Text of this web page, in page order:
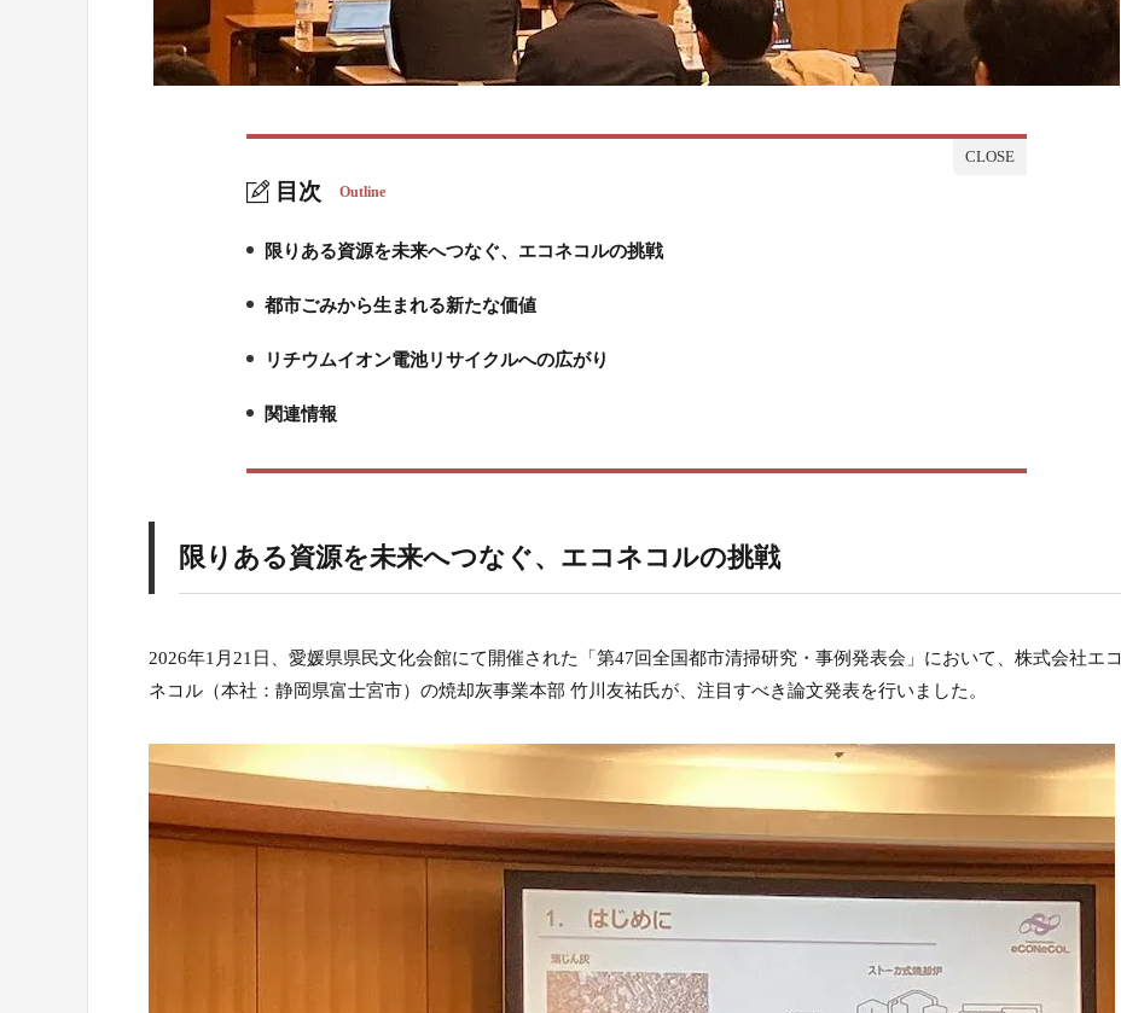
目次 Outline
1.
限りある資源を未来へつなぐ、エコネコルの挑戦
都市ごみから生まれる新たな価値
リチウムイオン電池リサイクルへの広がり
4.
関連情報
限りある資源を未来へつなぐ、エコネコルの挑戦
2026年1月21日、愛媛県県民文化会館にて開催された「第47回全国都市清掃研究・事例発表会」において、株式会社エコ
ネコル（本社：静岡県富士宮市）の焼却灰事業本部 竹川友祐氏が、注目すべき論文発表を行いました。